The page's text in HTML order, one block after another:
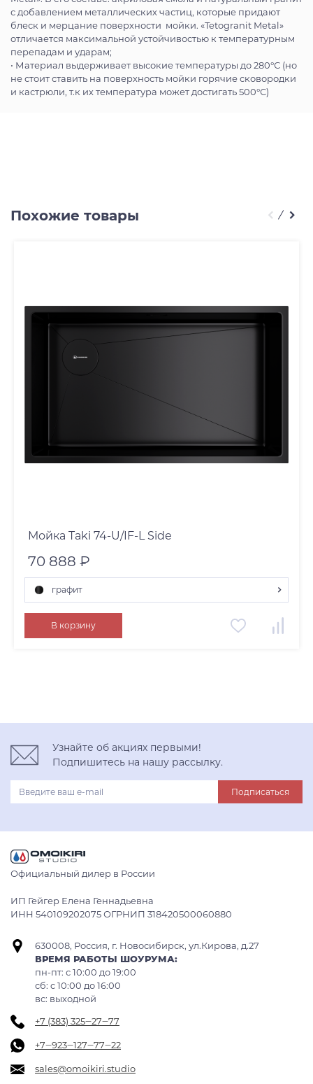
с добавлением металлических частиц, которые придают
блеск и мерцание поверхности мойки. «Tetogranit Metal»
отличается максимальной устойчивостью к температурным
перепадам и ударам;
• Материал выдерживает высокие температуры до 280°С (но
не стоит ставить на поверхность мойки горячие сковородки
и кастрюли, т.к их температура может достигать 500°С)
Похожие товары
Мойка Taki 74-U/IF-L Side
70 888 ₽
графит
графит
нержавеющая сталь
В корзину
Узнайте об акциях первыми!
Подпишитесь на нашу рассылку.
Подписаться
Официальный дилер в России
ИП Гейгер Елена Геннадьевна
ИНН 540109202075 ОГРНИП 318420500060880
630008, Россия, г. Новосибирск, ул.Кирова, д.27
ВРЕМЯ РАБОТЫ ШОУРУМА:
пн-пт: с 10:00 до 19:00
сб: c 10:00 до 16:00
вс: выходной
+7 (383) 325‒27‒77
+7‒923‒127‒77‒22
sales@omoikiri.studio